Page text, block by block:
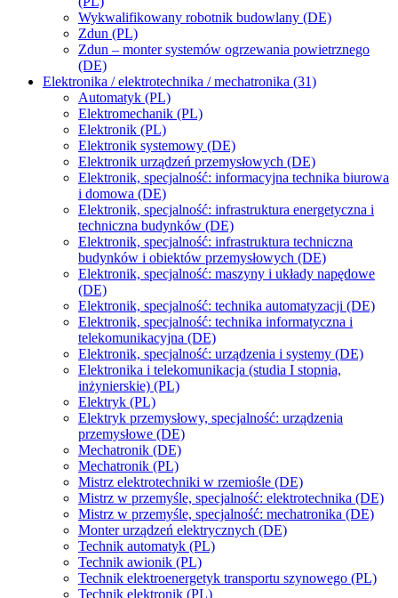
Wykwalifikowany robotnik budowlany (DE)
Zdun (PL)
Zdun – monter systemów ogrzewania powietrznego
(DE)
Elektronika / elektrotechnika / mechatronika (31)
Automatyk (PL)
Elektromechanik (PL)
Elektronik (PL)
Elektronik systemowy (DE)
Elektronik urządzeń przemysłowych (DE)
Elektronik, specjalność: informacyjna technika biurowa
i domowa (DE)
Elektronik, specjalność: infrastruktura energetyczna i
techniczna budynków (DE)
Elektronik, specjalność: infrastruktura techniczna
budynków i obiektów przemysłowych (DE)
Elektronik, specjalność: maszyny i układy napędowe
(DE)
Elektronik, specjalność: technika automatyzacji (DE)
Elektronik, specjalność: technika informatyczna i
telekomunikacyjna (DE)
Elektronik, specjalność: urządzenia i systemy (DE)
Elektronika i telekomunikacja (studia I stopnia,
inżynierskie) (PL)
Elektryk (PL)
Elektryk przemysłowy, specjalność: urządzenia
przemysłowe (DE)
Mechatronik (DE)
Mechatronik (PL)
Mistrz elektrotechniki w rzemiośle (DE)
Mistrz w przemyśle, specjalność: elektrotechnika (DE)
Mistrz w przemyśle, specjalność: mechatronika (DE)
Monter urządzeń elektrycznych (DE)
Technik automatyk (PL)
Technik awionik (PL)
Technik elektroenergetyk transportu szynowego (PL)
Technik elektronik (PL)